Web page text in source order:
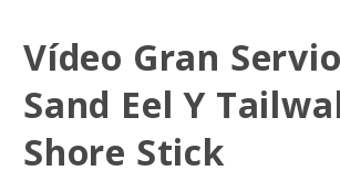
Vídeo Gran
Sand Eel Y
Shore Stick